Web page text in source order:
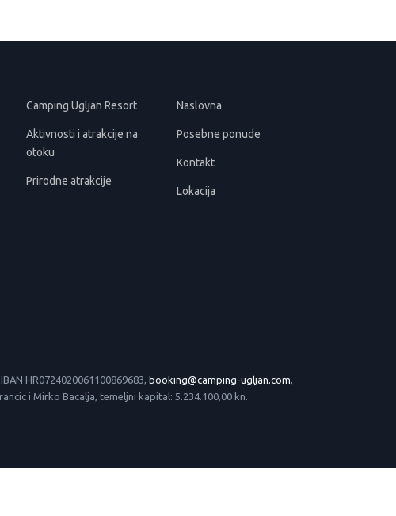
Camping Ugljan Resort
Aktivnosti i atrakcije na
otoku
Prirodne atrakcije
Naslovna
Posebne ponude
Kontakt
Lokacija
HR0724020061100869683, booking@camping-ugljan.com,
i Mirko Bacalja, temeljni kapital: 5.234.100,00 kn.